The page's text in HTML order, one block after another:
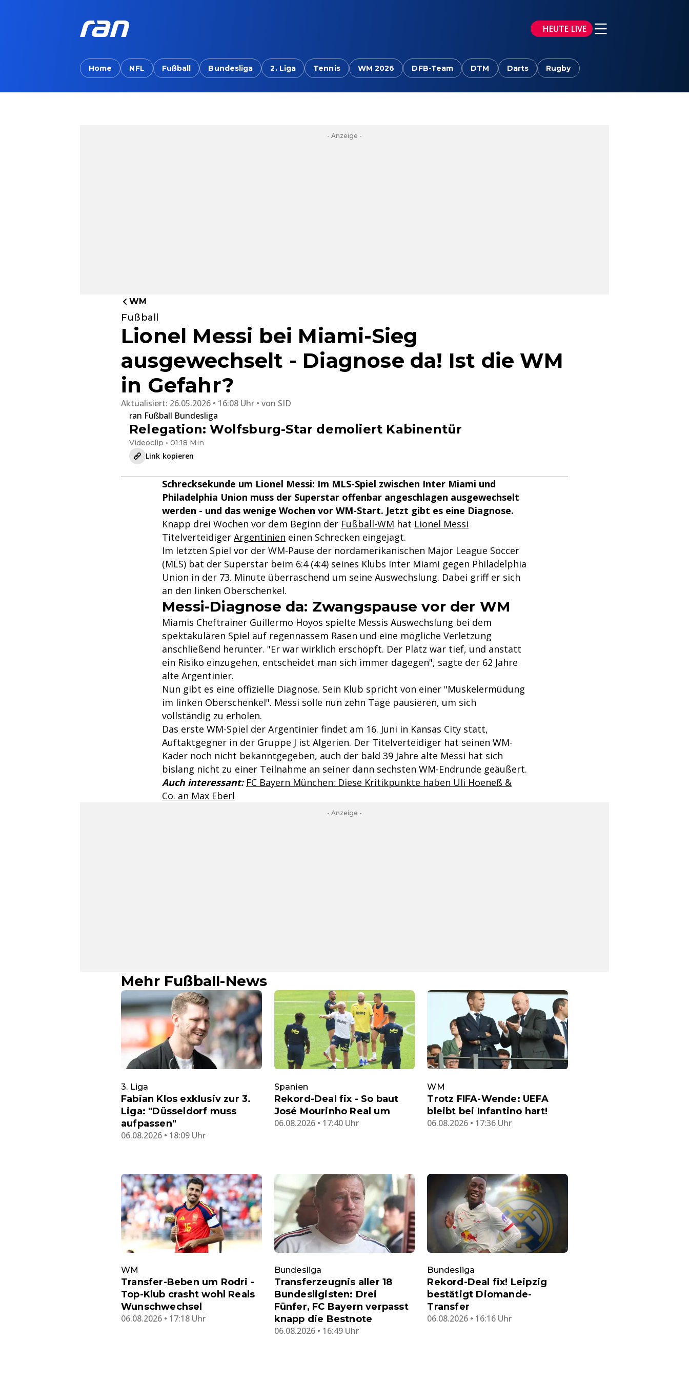
HEUTE LIVE
Home NFL Fußball Bundesliga 2. Liga Tennis WM 2026 DFB-Team DTM Darts Rugby
- Anzeige -
WM
Fußball
Lionel Messi bei Miami-Sieg
ausgewechselt - Diagnose da! Ist die WM
in Gefahr?
Aktualisiert: 26.05.2026 • 16:08 Uhr von SID
ran Fußball Bundesliga
Relegation: Wolfsburg-Star demoliert Kabinentür
Videoclip • 01:18 Min
Link kopieren
Schrecksekunde um Lionel Messi: Im MLS-Spiel zwischen Inter Miami und
Philadelphia Union muss der Superstar offenbar angeschlagen ausgewechselt
werden - und das wenige Wochen vor WM-Start. Jetzt gibt es eine Diagnose.
Knapp drei Wochen vor dem Beginn der Fußball-WM hat Lionel Messi
Titelverteidiger Argentinien einen Schrecken eingejagt.
Im letzten Spiel vor der WM-Pause der nordamerikanischen Major League Soccer
(MLS) bat der Superstar beim 6:4 (4:4) seines Klubs Inter Miami gegen Philadelphia
Union in der 73. Minute überraschend um seine Auswechslung. Dabei griff er sich
an den linken Oberschenkel.
Messi-Diagnose da: Zwangspause vor der WM
Miamis Cheftrainer Guillermo Hoyos spielte Messis Auswechslung bei dem
spektakulären Spiel auf regennassem Rasen und eine mögliche Verletzung
anschließend herunter. "Er war wirklich erschöpft. Der Platz war tief, und anstatt
ein Risiko einzugehen, entscheidet man sich immer dagegen", sagte der 62 Jahre
alte Argentinier.
Nun gibt es eine offizielle Diagnose. Sein Klub spricht von einer "Muskelermüdung
im linken Oberschenkel". Messi solle nun zehn Tage pausieren, um sich
vollständig zu erholen.
Das erste WM-Spiel der Argentinier findet am 16. Juni in Kansas City statt,
Auftaktgegner in der Gruppe J ist Algerien. Der Titelverteidiger hat seinen WM-
Kader noch nicht bekanntgegeben, auch der bald 39 Jahre alte Messi hat sich
bislang nicht zu einer Teilnahme an seiner dann sechsten WM-Endrunde geäußert.
Auch interessant: FC Bayern München: Diese Kritikpunkte haben Uli Hoeneß &
Co. an Max Eberl
- Anzeige -
Mehr Fußball-News
3. Liga
Fabian Klos exklusiv zur 3.
Liga: "Düsseldorf muss
aufpassen"
06.08.2026 • 18:09 Uhr
Spanien
Rekord-Deal fix - So baut
José Mourinho Real um
06.08.2026 • 17:40 Uhr
WM
Trotz FIFA-Wende: UEFA
bleibt bei Infantino hart!
06.08.2026 • 17:36 Uhr
WM
Transfer-Beben um Rodri -
Top-Klub crasht wohl Reals
Wunschwechsel
06.08.2026 • 17:18 Uhr
Bundesliga
Transferzeugnis aller 18
Bundesligisten: Drei
Fünfer, FC Bayern verpasst
knapp die Bestnote
06.08.2026 • 16:49 Uhr
Bundesliga
Rekord-Deal fix! Leipzig
bestätigt Diomande-
Transfer
06.08.2026 • 16:16 Uhr